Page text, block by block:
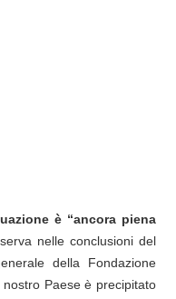
è “ancora piena
nelle conclusioni del
della Fondazione
Paese è precipitato